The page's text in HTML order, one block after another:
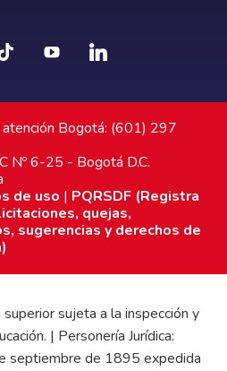
atención Bogotá: (601) 297
Nº 6-25 - Bogotá D.C.
de uso | PQRSDF (Registra
quejas,
sugerencias y derechos de
sujeta a la inspección y
| Personería Jurídica:
septiembre de 1895 expedida